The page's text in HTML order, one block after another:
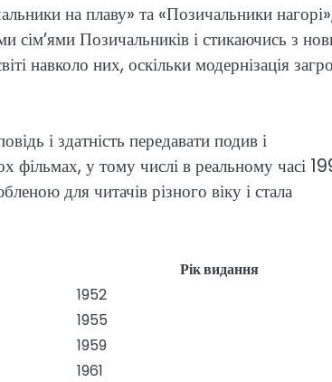
на плаву» та «Позичальники
сім’ями Позичальників і стикаючись з
навколо них, оскільки модернізація
і здатність передавати подив і
фільмах, у тому числі в реальному часі
для читачів різного віку і стала
Рік видання
1952
1955
1959
1961